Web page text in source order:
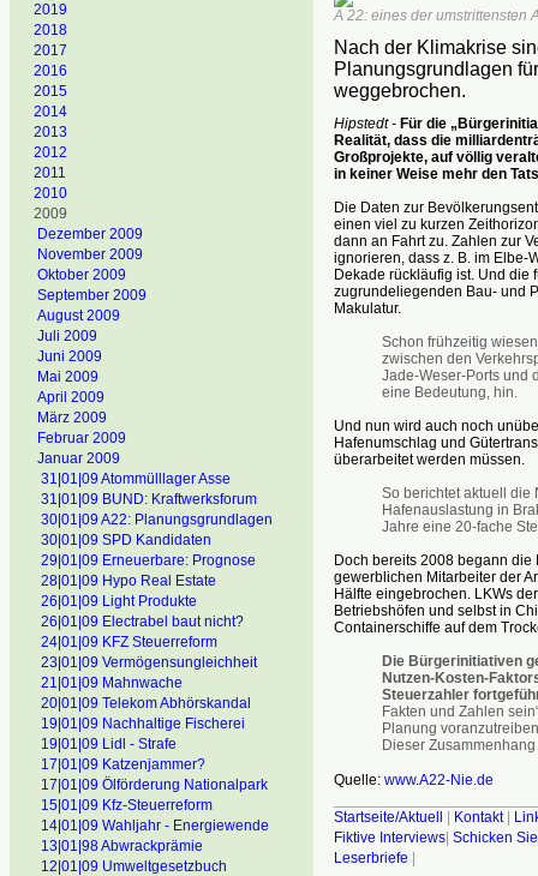
2019
2018
2017
2016
2015
2014
2013
2012
2011
2010
2009
Dezember 2009
November 2009
Oktober 2009
September 2009
August 2009
Juli 2009
Juni 2009
Mai 2009
April 2009
März 2009
Februar 2009
Januar 2009
31|01|09 Atommülllager Asse
31|01|09 BUND: Kraftwerksforum
30|01|09 A22: Planungsgrundlagen
30|01|09 SPD Kandidaten
29|01|09 Erneuerbare: Prognose
28|01|09 Hypo Real Estate
26|01|09 Light Produkte
26|01|09 Electrabel baut nicht?
24|01|09 KFZ Steuerreform
23|01|09 Vermögensungleichheit
21|01|09 Mahnwache
20|01|09 Telekom Abhörskandal
19|01|09 Nachhaltige Fischerei
19|01|09 Lidl - Strafe
17|01|09 Katzenjammer?
17|01|09 Ölförderung Nationalpark
15|01|09 Kfz-Steuerreform
14|01|09 Wahljahr - Energiewende
13|01|98 Abwrackprämie
12|01|09 Umweltgesetzbuch
A 22: eines der umstrittensten
Nach der Klimakrise
Planungsgrundlagen
weggebrochen.
Hipstedt - Für die
Realität, dass die
Großprojekte, auf völlig
in keiner Weise mehr den
Die Daten zur
einen viel zu kurzen
dann an Fahrt zu. Zahlen zur
ignorieren, dass z. B. im Elbe-
Dekade rückläufig ist. Und die
zugrundeliegenden Bau- und
Makulatur.
Schon frühzeitig
zwischen den
Jade-Weser-Ports und
eine Bedeutung, hin.
Und nun wird auch noch
Hafenumschlag und
überarbeitet werden müssen.
So berichtet aktuell die
Hafenauslastung in
Jahre eine 20-fache
Doch bereits 2008 begann die
gewerblichen Mitarbeiter der
Hälfte eingebrochen. LKWs
Betriebshöfen und selbst in
Containerschiffe auf dem
Die Bürgerinitiativen
Nutzen-Kosten-
Steuerzahler
Fakten und Zahlen
Planung
Dieser
Quelle: www.A22-Nie.de
Startseite/Aktuell | Kontakt|
Fiktive Interviews| Schicken
Leserbriefe |